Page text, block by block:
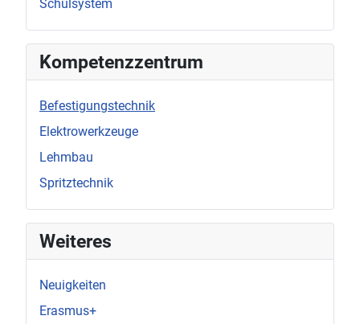
Schulsystem
Kompetenzzentrum
Befestigungstechnik
Elektrowerkzeuge
Lehmbau
Spritztechnik
Weiteres
Neuigkeiten
Erasmus+